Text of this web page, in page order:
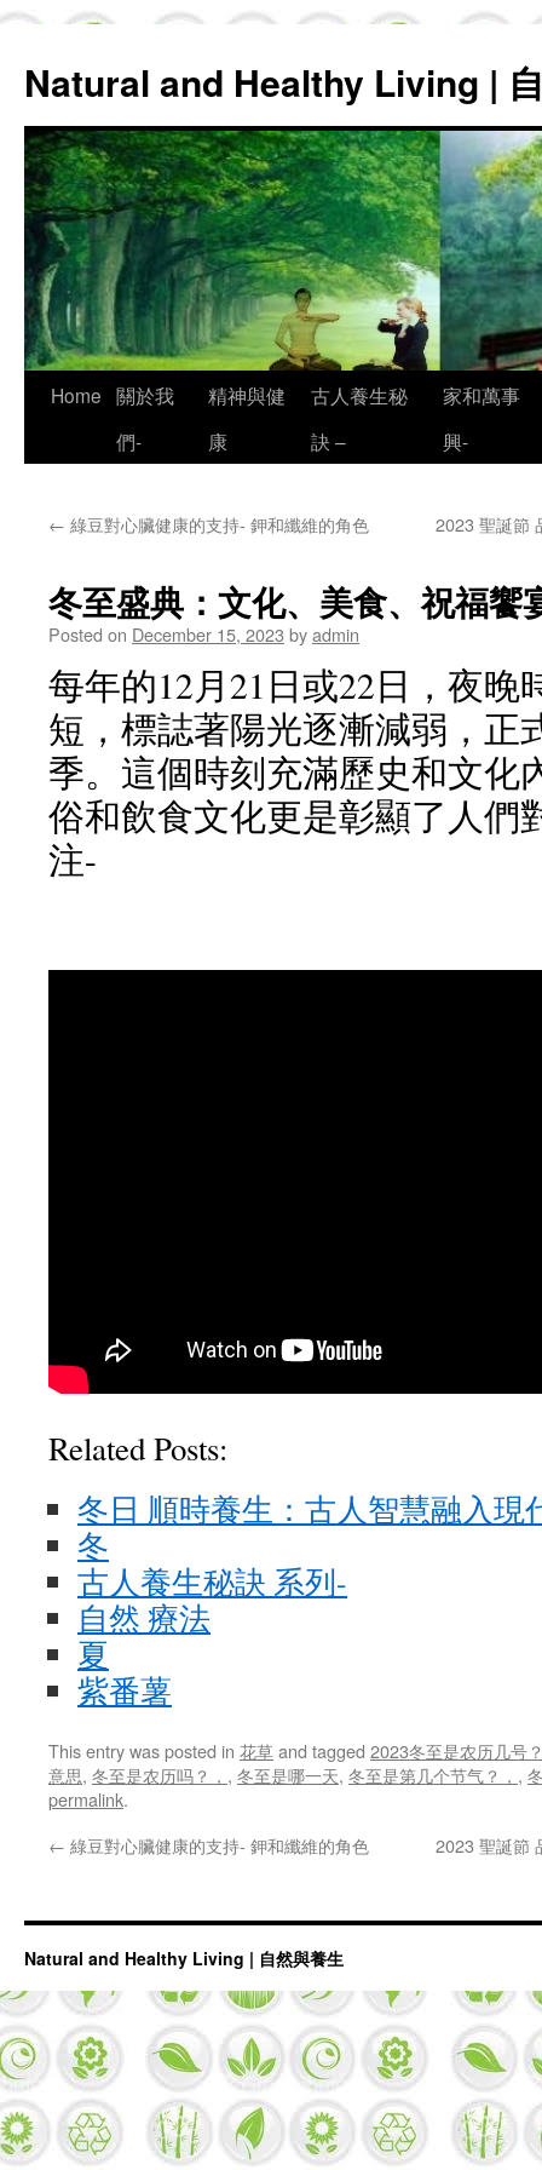
Natural and Healthy Living |
Skip
Home 關於我
們-
精神與健
康
古人養生秘
訣 –
家和萬事
興-
← 綠豆對心臟健康的支持- 鉀和纖維的角色 2023 聖誕節
冬至盛典：文化、美食、祝福饗
Posted on December 15, 2023 byadmin
每年的12月21日或22日，夜晚
短，標誌著陽光逐漸減弱，正
季。這個時刻充滿歷史和文化
俗和飲食文化更是彰顯了人們
注-
Related Posts:
冬日 順時養生：古人智慧融入現
冬
古人養生秘訣 系列-
自然 療法
夏
紫番薯
This entry was posted in 花草and tagged 2023冬至是农历几号
意思, 冬至是农历吗？， , 冬至是哪一天, 冬至是第几个节气？， ,
permalink.
← 綠豆對心臟健康的支持- 鉀和纖維的角色 2023 聖誕節
Natural and Healthy Living | 自然與養生